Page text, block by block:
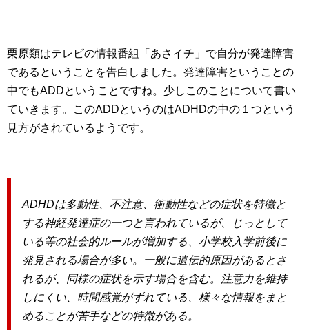
栗原類はテレビの情報番組「あさイチ」で自分が発達障害
であるということを告白しました。発達障害ということの
中でもADDということですね。少しこのことについて書い
ていきます。このADDというのはADHDの中の１つという
見方がされているようです。
ADHDは多動性、不注意、衝動性などの症状を特徴と
する神経発達症の一つと言われているが、じっとして
いる等の社会的ルールが増加する、小学校入学前後に
発見される場合が多い。一般に遺伝的原因があるとさ
れるが、同様の症状を示す場合を含む。注意力を維持
しにくい、時間感覚がずれている、様々な情報をまと
めることが苦手などの特徴がある。